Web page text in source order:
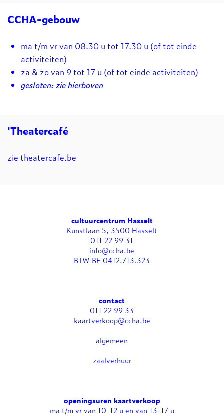
CCHA-gebouw
ma t/m vr van 08.30 u tot 17.30 u (of tot einde
activiteiten)
za & zo van 9 tot 17 u (of tot einde activiteiten)
gesloten: zie hierboven
'Theatercafé
zie theatercafe.be
cultuurcentrum Hasselt
Kunstlaan 5, 3500 Hasselt
011 22 99 31
info@ccha.be
BTW BE 0412.713.323
contact
011 22 99 33
kaartverkoop@ccha.be
algemeen
zaalverhuur
openingsuren kaartverkoop
ma t/m vr van 10-12 u en van 13-17 u